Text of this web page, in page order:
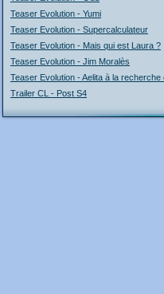
Teaser Evolution - Yumi
Teaser Evolution - Supercalculateur
Teaser Evolution - Mais qui est Laura ?
Teaser Evolution - Jim Moralès
Teaser Evolution - Aelita à la recherche
Trailer CL - Post S4